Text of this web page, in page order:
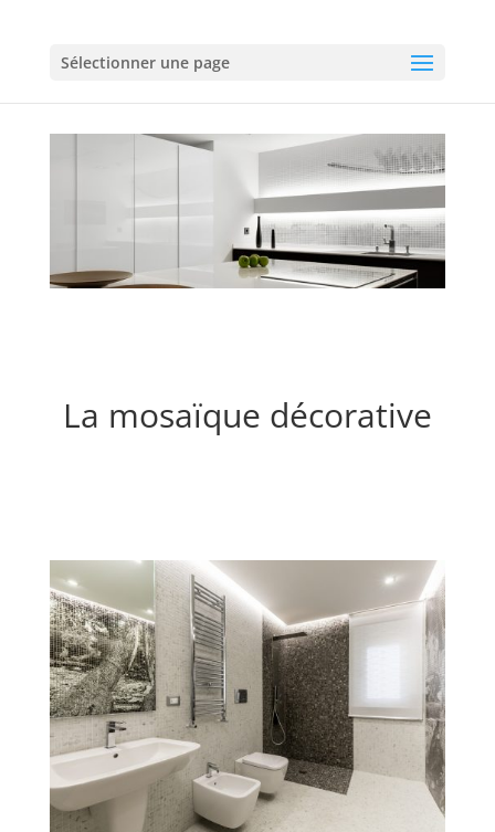
Sélectionner une page
La mosaïque décorative